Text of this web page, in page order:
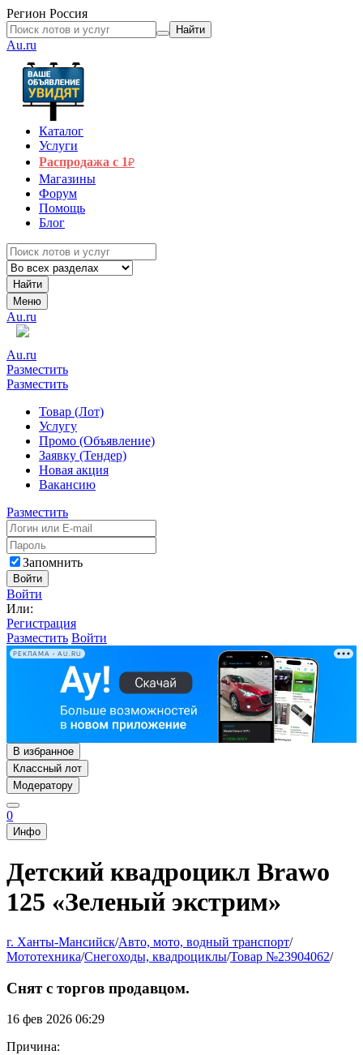
Регион Россия
Найти
Au.ru
Каталог
Услуги
Распродажа с 1₽
Магазины
Форум
Помощь
Блог
Найти
Меню
Au.ru
Au.ru
Разместить
Разместить
Товар (Лот)
Услугу
Промо (Объявление)
Заявку (Тендер)
Новая акция
Вакансию
Разместить
Запомнить
Войти
Войти
Или:
Регистрация
Разместить Войти
РЕКЛАМА • AU.RU
В избранное
Классный лот
Модератору
0
Инфо
Детский квадроцикл Brawo
125 «Зеленый экстрим»
г. Ханты-Мансийск/Авто, мото, водный транспорт/
Мототехника/Снегоходы, квадроциклы/Товар №23904062/
Снят с торгов продавцом.
16 фев 2026 06:29
Причина: